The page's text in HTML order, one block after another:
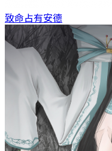
致命占有安德